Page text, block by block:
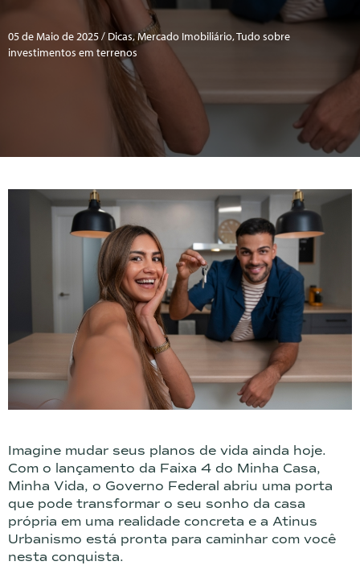
05 de Maio de 2025 / Dicas, Mercado Imobiliário, Tudo sobre
investimentos em terrenos
Imagine mudar seus planos de vida ainda hoje.
Com o lançamento da Faixa 4 do Minha Casa,
Minha Vida, o Governo Federal abriu uma porta
que pode transformar o seu sonho da casa
própria em uma realidade concreta e a Atinus
Urbanismo está pronta para caminhar com você
nesta conquista.